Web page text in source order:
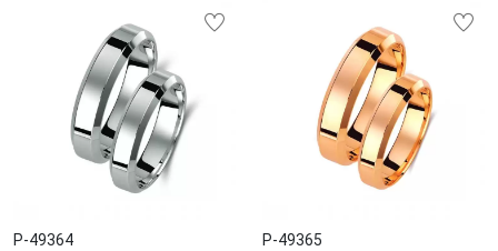
P-49364 P-49365